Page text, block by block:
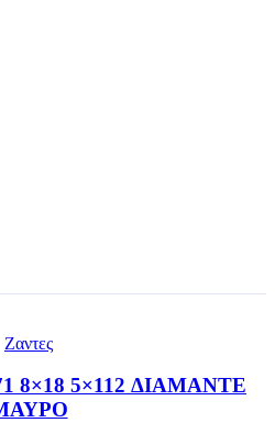
Ζαντες
8×18 5×112 ΔΙΑΜΑΝΤΕ